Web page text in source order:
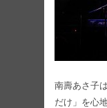
南壽あさ子
だけ」を心